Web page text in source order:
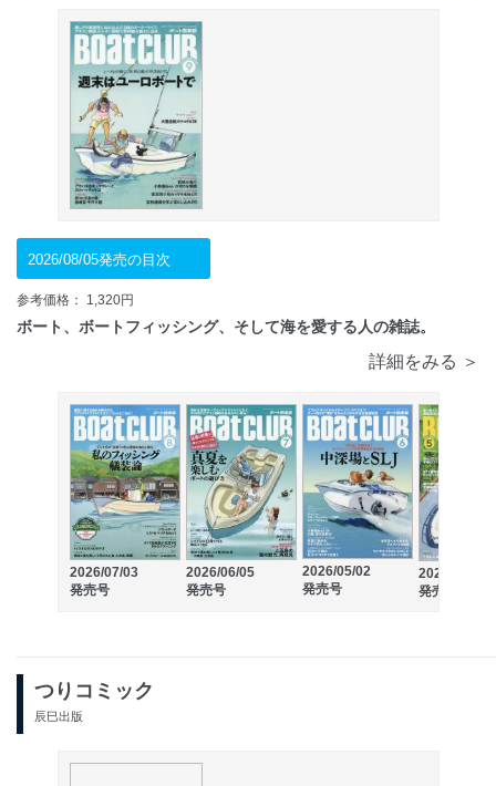
2026/08/05発売の目次
参考価格： 1,320円
ボート、ボートフィッシング、そして海を愛する人の雑誌。
詳細をみる ＞
2026/07/03
発売号
2026/06/05
発売号
2026/05/02
発売号
2026/04/03
発売号
つりコミック
辰巳出版